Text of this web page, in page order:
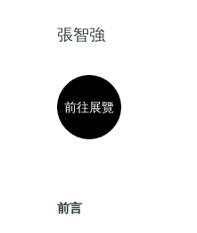
張智強
前往展覽
前言